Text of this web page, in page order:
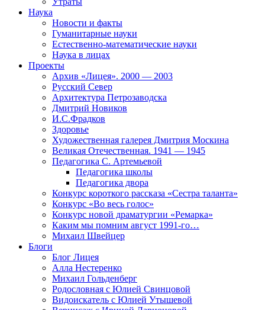
Наука
Новости и факты
Гуманитарные науки
Естественно-математические науки
Наука в лицах
Проекты
Архив «Лицея». 2000 — 2003
Русский Север
Архитектура Петрозаводска
Дмитрий Новиков
И.С.Фрадков
Здоровье
Художественная галерея Дмитрия Москина
Великая Отечественная. 1941 — 1945
Педагогика С. Артемьевой
Педагогика школы
Педагогика двора
Конкурс короткого рассказа «Сестра таланта»
Конкурс «Во весь голос»
Конкурс новой драматургии «Ремарка»
Каким мы помним август 1991-го…
Михаил Швейцер
Блоги
Блог Лицея
Алла Нестеренко
Михаил Гольденберг
Родословная с Юлией Свинцовой
Видоискатель с Юлией Утышевой